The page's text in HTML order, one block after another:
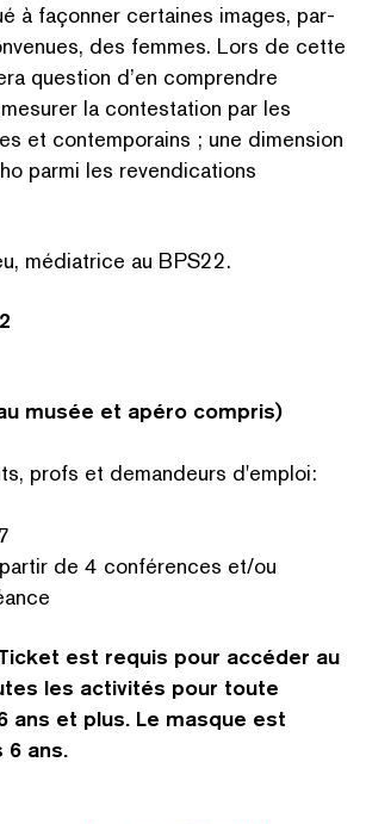
PAR MOTS-CLÉS
à façonner certaines images, par­
des femmes. Lors de cette
question d’en comprendre
mesurer la con­tes­ta­tion par les
et con­tem­po­rains ; une dimension
parmi les revendications
médiatrice au BPS22.
musée et apéro compris)
profs et demandeurs d'emploi:
de 4 conférences et/​ou
est requis pour accéder au
les activités pour toute
ans et plus. Le masque est
6 ans.